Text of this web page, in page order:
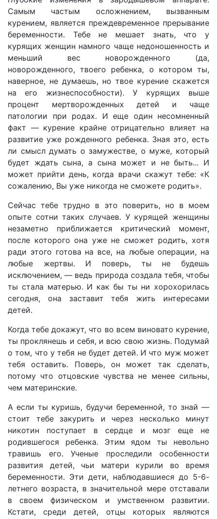
Самым частым осложнением, вызванным
курением, является преждевременное прерывание
беременности. Тебе не мешает знать, что у
курящих женщин намного чаще недоношенность и
меньший вес новорожденного (да,
новорожденного, твоего ребенка, о котором ты,
наверное, не думаешь, но твое курение скажется
на его жизнеспособности). У курящих выше
процент мертворожденных детей и чаще
патологии при родах. И еще один несомненный
факт — курение крайне отрицательно влияет на
развитие уже рожденного ребенка. Зная это, есть
ли смысл думать о замужестве, о муже, который
будет ждать сына, а сына может и не быть... И
может прийти день, когда врачи скажут тебе: «К
сожалению, Вы уже никогда не сможете родить».
Сейчас тебе трудно в это поверить, но в моем
опыте сотни таких случаев. У курящей женщины
незаметно приближается критический момент,
после которого она уже не сможет родить, хотя
ради этого готова на все, на любые операции, на
любые жертвы. И поверь, ты не будешь
исключением, — ведь природа создала тебя, чтобы
ты стала матерью. И как бы ты ни хорохорилась
сегодня, она заставит тебя жить интересами
детей.
Когда тебе докажут, что во всем виновато курение,
ты проклянешь и себя, и всю свою жизнь. Подумай
о том, что у тебя не будет детей. И что муж может
тебя оставить. Поверь, он может так сделать,
потому что отцовские чувства не менее сильны,
чем материнские.
А если ты куришь, будучи беременной, то знай —
стоит тебе закурить и через несколько минут
никотин поступает в сердце и мозг еще не
родившегося ребенка. Этим ядом ты невольно
травишь его. Ученые проследили особенности
развития детей, чьи матери курили во время
беременности. Эти дети, наблюдавшиеся до 5-6-
летнего возраста, в значительной мере отставали
в своем физическом и умственном развитии.
Кстати, среди детей, отцы которых являются